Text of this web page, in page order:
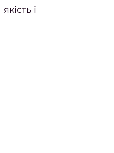
і